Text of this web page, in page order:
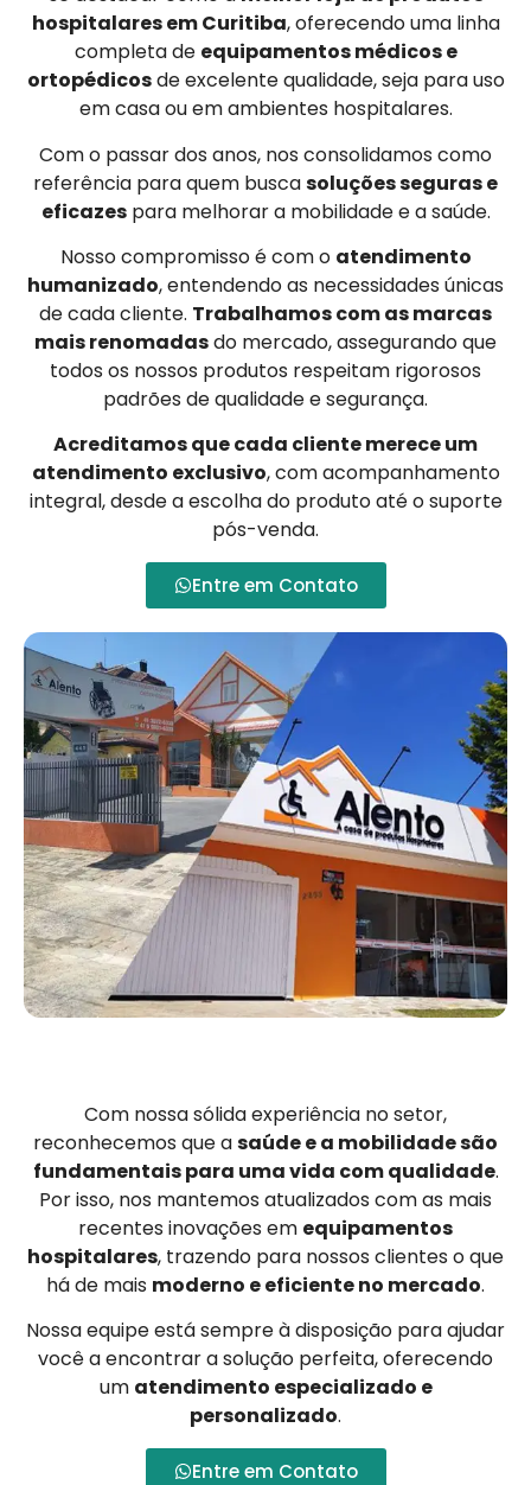
hospitalares em Curitiba, oferecendo uma linha
completa de equipamentos médicos e
ortopédicosde excelente qualidade, seja para uso
em casa ou em ambientes hospitalares.
Com o passar dos anos, nos consolidamos como
referência para quem buscasoluções seguras e
eficazespara melhorar a mobilidade e a saúde.
Nosso compromisso é com o atendimento
humanizado, entendendo as necessidades únicas
de cada cliente. Trabalhamos com as marcas
mais renomadasdo mercado, assegurando que
todos os nossos produtos respeitam rigorosos
padrões de qualidade e segurança.
Acreditamos que cada cliente merece um
atendimento exclusivo, com acompanhamento
integral, desde a escolha do produto até o suporte
pós-venda.
Entre em Contato
Com nossa sólida experiência no setor,
reconhecemos que asaúde e a mobilidade são
fundamentais para uma vida com qualidade.
Por isso, nos mantemos atualizados com as mais
recentes inovações em equipamentos
hospitalares, trazendo para nossos clientes o que
há de mais moderno e eficiente no mercado.
Nossa equipe está sempre à disposição para ajudar
você a encontrar a solução perfeita, oferecendo
um atendimento especializado e
personalizado.
Entre em Contato